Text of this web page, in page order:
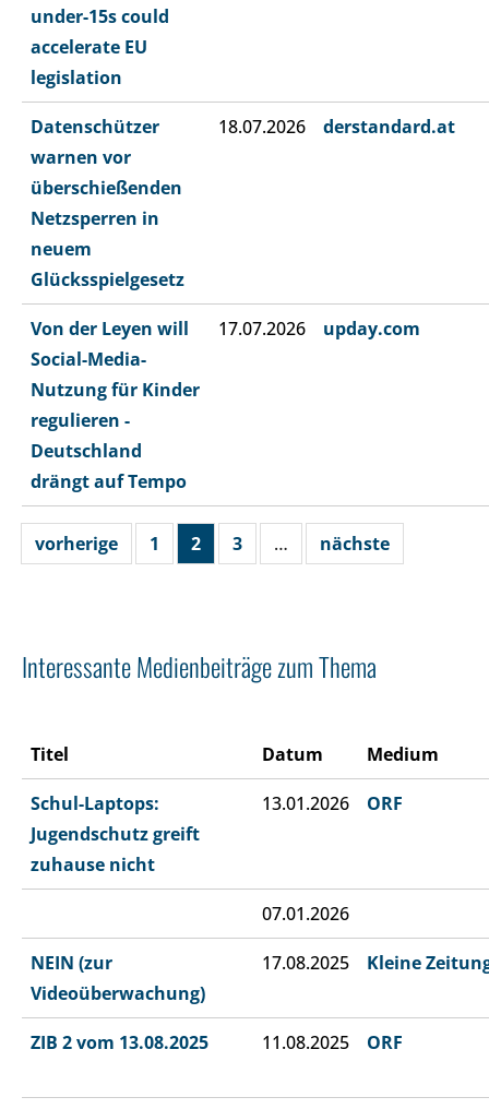
under-15s could
accelerate EU
legislation
Datenschützer
warnen vor
überschießenden
Netzsperren in
neuem
Glücksspielgesetz
18.07.2026 derstandard.at
Von der Leyen will
Social-Media-
Nutzung für Kinder
regulieren -
Deutschland
drängt auf Tempo
17.07.2026 upday.com
vorherige 1 2 3 … nächste
Interessante Medienbeiträge zum Thema
Titel Datum Medium
Schul-Laptops:
Jugendschutz greift
zuhause nicht
13.01.2026 ORF
07.01.2026
NEIN (zur
Videoüberwachung)
17.08.2025 Kleine
ZIB 2 vom 13.08.2025 11.08.2025 ORF